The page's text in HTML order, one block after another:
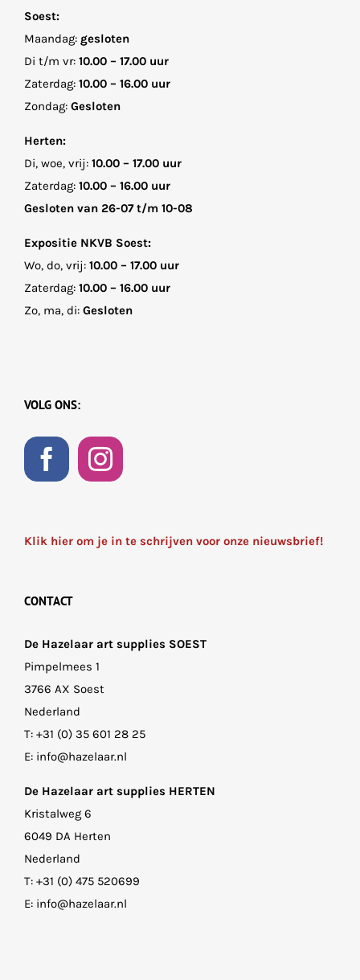
Soest:
Maandag: gesloten
Di t/m vr: 10.00 – 17.00 uur
Zaterdag: 10.00 – 16.00 uur
Zondag: Gesloten
Herten:
Di, woe, vrij: 10.00 – 17.00 uur
Zaterdag: 10.00 – 16.00 uur
Gesloten van 26-07 t/m 10-08
Expositie NKVB Soest:
Wo, do, vrij: 10.00 – 17.00 uur
Zaterdag: 10.00 – 16.00 uur
Zo, ma, di: Gesloten
VOLG ONS:
Klik hier om je in te schrijven voor onze nieuwsbrief!
CONTACT
De Hazelaar art supplies SOEST
Pimpelmees 1
3766 AX Soest
Nederland
T: +31 (0) 35 601 28 25
E: info@hazelaar.nl
De Hazelaar art supplies HERTEN
Kristalweg 6
6049 DA Herten
Nederland
T: +31 (0) 475 520699
E: info@hazelaar.nl